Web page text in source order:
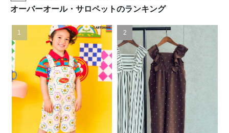
オーバーオール・サロペットのランキング
1 2